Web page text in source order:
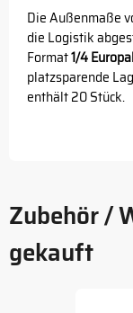
Die Außenmaße
die Logistik
Format1/4
platzsparende
enthält 20 Stück.
Zubehör /
gekauft